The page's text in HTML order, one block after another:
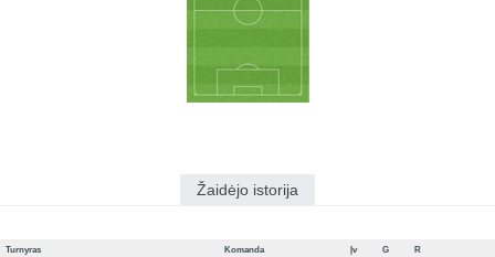
Žaidėjo istorija
Turnyras Komanda Įv G R